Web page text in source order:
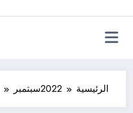
الرئيسية 2022سبتمبر